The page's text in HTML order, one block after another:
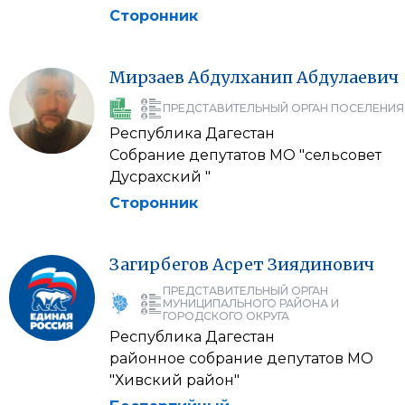
Сторонник
Мирзаев АбдулханипАбдулаевич
ПРЕДСТАВИТЕЛЬНЫЙ ОРГАН ПОСЕЛЕНИЯ
Республика Дагестан
Собрание депутатов МО "сельсовет
Дусрахский "
Сторонник
Загирбегов Асрет Зиядинович
ПРЕДСТАВИТЕЛЬНЫЙ ОРГАН
МУНИЦИПАЛЬНОГО РАЙОНА И
ГОРОДСКОГО ОКРУГА
Республика Дагестан
районное собрание депутатов МО
"Хивский район"